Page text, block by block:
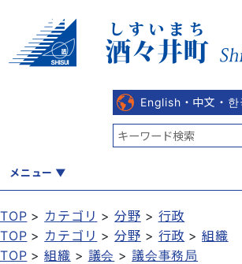
English・中文・한
メニュー
くらし 健康・福祉 教育・文化 観
TOP カテゴリ 分野
行政
TOP
カテゴリ 分野 行政
組織
TOP
組織 議会 議会事務局